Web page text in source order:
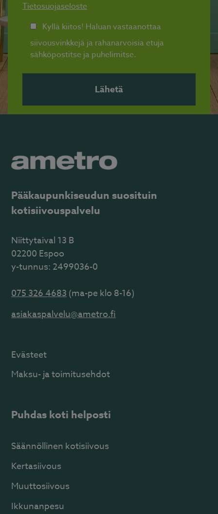
Tietosuojaseloste
Kyllä kiitos! Haluan vastaanottaa
siivousvinkkejä ja rahanarvoisia etuja
sähköpostitse ja puhelimitse.
Pääkaupunkiseudun suosituin
kotisiivouspalvelu
Niittytaival 13 B
02200 Espoo
y-tunnus: 2499036-0
075 326 4683(ma-pe klo 8-16)
asiakaspalvelu@ametro.fi
Evästeet
Maksu- ja toimitusehdot
Puhdas koti helposti
Säännöllinen kotisiivous
Kertasiivous
Muuttosiivous
Ikkunanpesu